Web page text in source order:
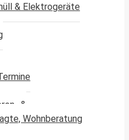
& Elektrogeräte
&
Wohnberatung